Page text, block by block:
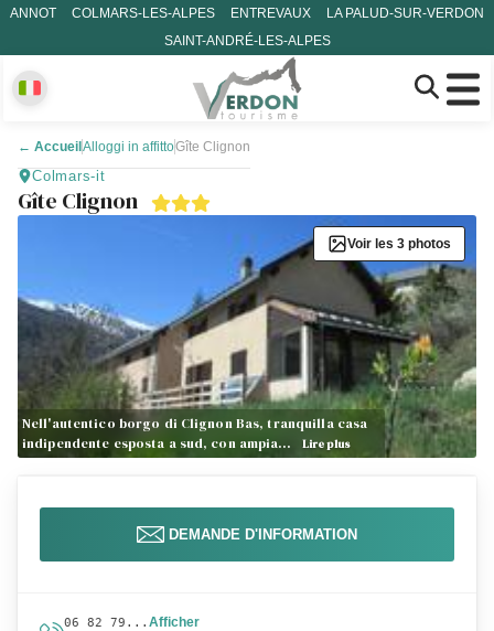
ANNOT COLMARS-LES-ALPES ENTREVAUX
LA PALUD-SUR-VERDON
SAINT-ANDRÉ-LES-ALPES
← Accueil Alloggi in affittoGîte Clignon
Colmars-it
Gîte Clignon
Nell'autentico borgo di Clignon Bas, tranquilla casa
indipendente esposta a sud, con ampia…
Lire plus
Voir les 3 photos
DEMANDE D'INFORMATION
06 82 79... Afficher